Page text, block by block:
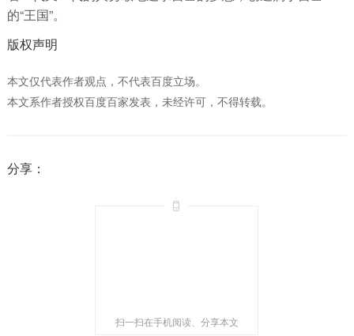
的“王国”。
版权声明
本文仅代表作者观点，不代表百度立场。
本文系作者授权百度百家发表，未经许可，不得转载。
分享：
扫一扫在手机阅读、分享本文